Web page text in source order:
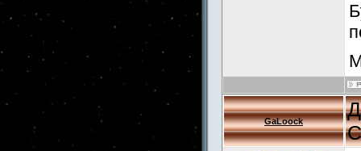
GaLoock